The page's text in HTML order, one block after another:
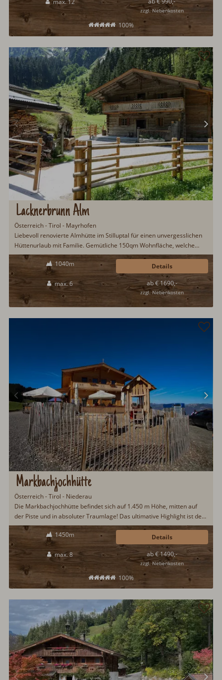
max. 12
100%
zzgl. Nebenkosten
Lacknerbrunn Alm
Österreich - Tirol - Mayrhofen
Liebevoll renovierte Almhütte im Stilluptal für einen unvergesslichen
Hüttenurlaub mit Familie. Gemütliche 150qm Wohnfläche, welche
aufwendig und originalgetreu zur Urlaubsunterkunft aus- und
umgebaut wurden. Das Stilluptal, das Zillertal und Mayrhofen bieten
sowohl für Aktivurlauber, als auch für Erholungssuchende ein
abwechslungsreiches Urlaubsprogramm...
1040m
max. 6 ab € 1690,-
zzgl. Nebenkosten
Details
Markbachjochhütte
Österreich - Tirol - Niederau
Die Markbachjochhütte befindet sich auf 1.450 m Höhe, mitten auf
der Piste und in absoluter Traumlage! Das ultimative Highlight ist der
360° Panoramablick in Richtung Wilder Kaiser und die Bergwelt der
Kitzbüheler Alpen. Traumhaft schön verteilt sich rund um die Hütte
eine atemberaubende und malerische Bergkulisse. Das ideale
Urlaubsziel für Naturliebhaber, die das Schöne und Wilde suchen.
1450m
max. 8
100%
ab € 1490,-
zzgl. Nebenkosten
Details